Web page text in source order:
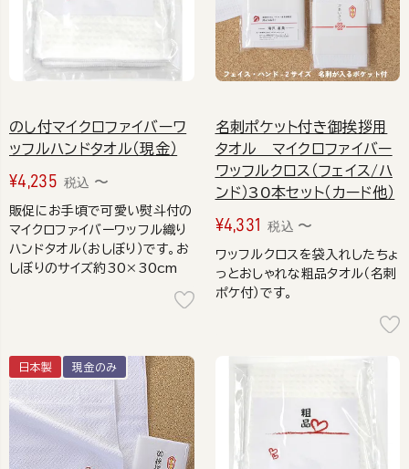
のし付マイクロファイバーワ
ッフルハンドタオル（現金）
¥4,235 税込 〜
販促にお手頃で可愛い熨斗付の
マイクロファイバーワッフル織り
ハンドタオル（おしぼり）です。お
しぼりのサイズ約30×30cm
名刺ポケット付き御挨拶用
タオル マイクロファイバー
ワッフルクロス（フェイス/ハ
ンド）30本セット（カード他）
¥4,331 税込 〜
ワッフルクロスを袋入れしたちょ
っとおしゃれな粗品タオル（名刺
ポケ付）です。
日本製 現金のみ